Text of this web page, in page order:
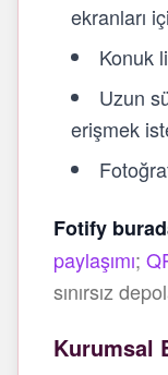
ekranları
Konuk
Uzun
erişmek
Fotify
paylaşımı;
sınırsız
Kurumsal